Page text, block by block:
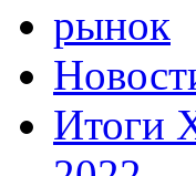
рынок
Итоги